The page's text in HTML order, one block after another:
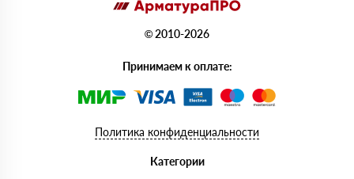
© 2010-2026
Принимаем к оплате:
Политика конфиденциальности
Категории